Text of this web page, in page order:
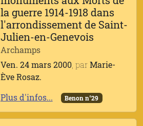
la guerre 1914-1918 dans
l'arrondissement de Saint-
Julien-en-Genevois
Archamps
Ven. 24 mars 2000, parMarie-
Ève Rosaz.
Plus d'infos...
Benon n°29